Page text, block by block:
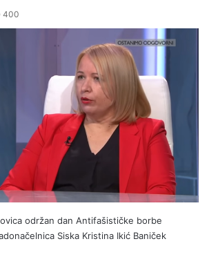
400
održan dan Antifašističke borbe
Siska Kristina Ikić Baniček